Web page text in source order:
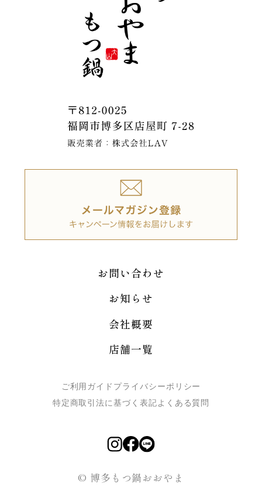
お問い合わせ
お知らせ
会社概要
店舗一覧
ご利用ガイド プライバシーポリシー
特定商取引法に基づく表記よくある質問
© 博多もつ鍋おおやま